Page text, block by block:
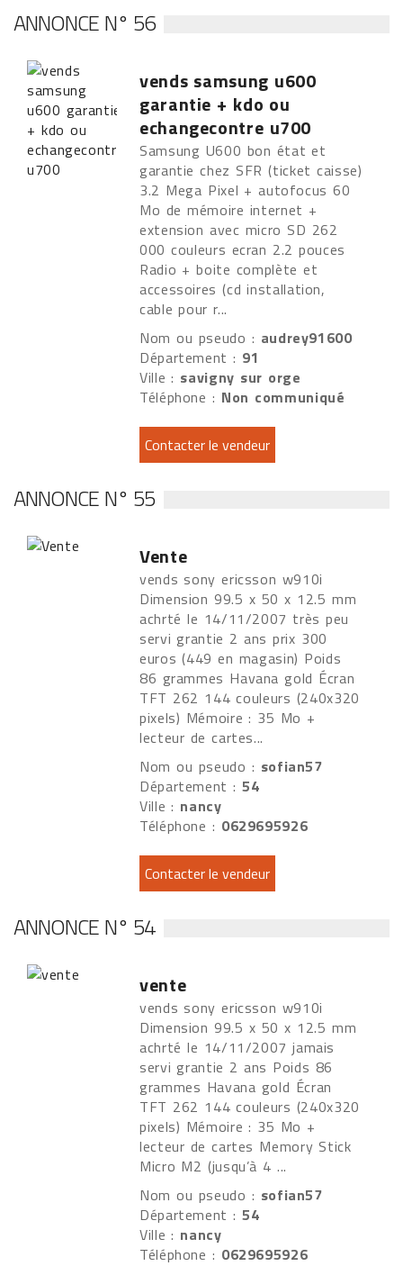
ANNONCE N° 56
vends samsung u600
garantie + kdo ou
echangecontre u700
Samsung U600 bon état et
garantie chez SFR (ticket caisse)
3.2 Mega Pixel + autofocus 60
Mo de mémoire internet +
extension avec micro SD 262
000 couleurs ecran 2.2 pouces
Radio + boite complète et
accessoires (cd installation,
cable pour r...
Nom ou pseudo : audrey91600
Département : 91
Ville : savigny sur orge
Téléphone : Non communiqué
ANNONCE N° 55
Vente
vends sony ericsson w910i
Dimension 99.5 x 50 x 12.5 mm
achrté le 14/11/2007 très peu
servi grantie 2 ans prix 300
euros (449 en magasin) Poids
86 grammes Havana gold Écran
TFT 262 144 couleurs (240x320
pixels) Mémoire : 35 Mo +
lecteur de cartes...
Nom ou pseudo : sofian57
Département :54
Ville : nancy
Téléphone : 0629695926
ANNONCE N° 54
vente
vends sony ericsson w910i
Dimension 99.5 x 50 x 12.5 mm
achrté le 14/11/2007 jamais
servi grantie 2 ans Poids 86
grammes Havana gold Écran
TFT 262 144 couleurs (240x320
pixels) Mémoire : 35 Mo +
lecteur de cartes Memory Stick
Micro M2 (jusqu’à 4 ...
Nom ou pseudo : sofian57
Département :54
Ville : nancy
Téléphone : 0629695926